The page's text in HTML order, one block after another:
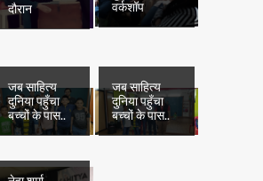
दौरान
वर्कशॉप
जब साहित्य
दुनिया पहुँचा
बच्चों के पास..
जब साहित्य
दुनिया पहुँचा
बच्चों के पास..